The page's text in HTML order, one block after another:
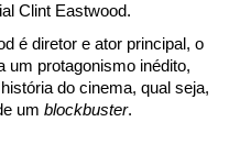
Clint Eastwood.
é diretor e ator principal, o
um protagonismo inédito,
do cinema, qual seja,
um blockbuster.